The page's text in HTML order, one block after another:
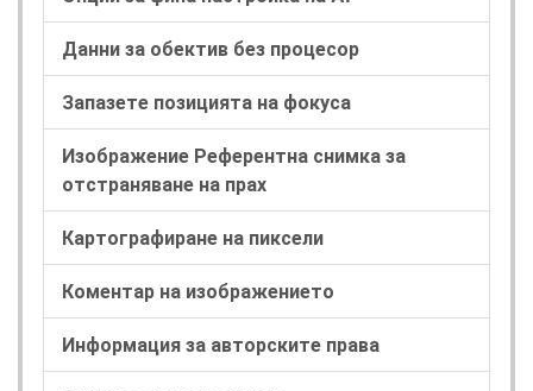
Данни за обектив без процесор
Запазете позицията на фокуса
Изображение Референтна снимка за
отстраняване на прах
Картографиране на пиксели
Коментар на изображението
Информация за авторските права